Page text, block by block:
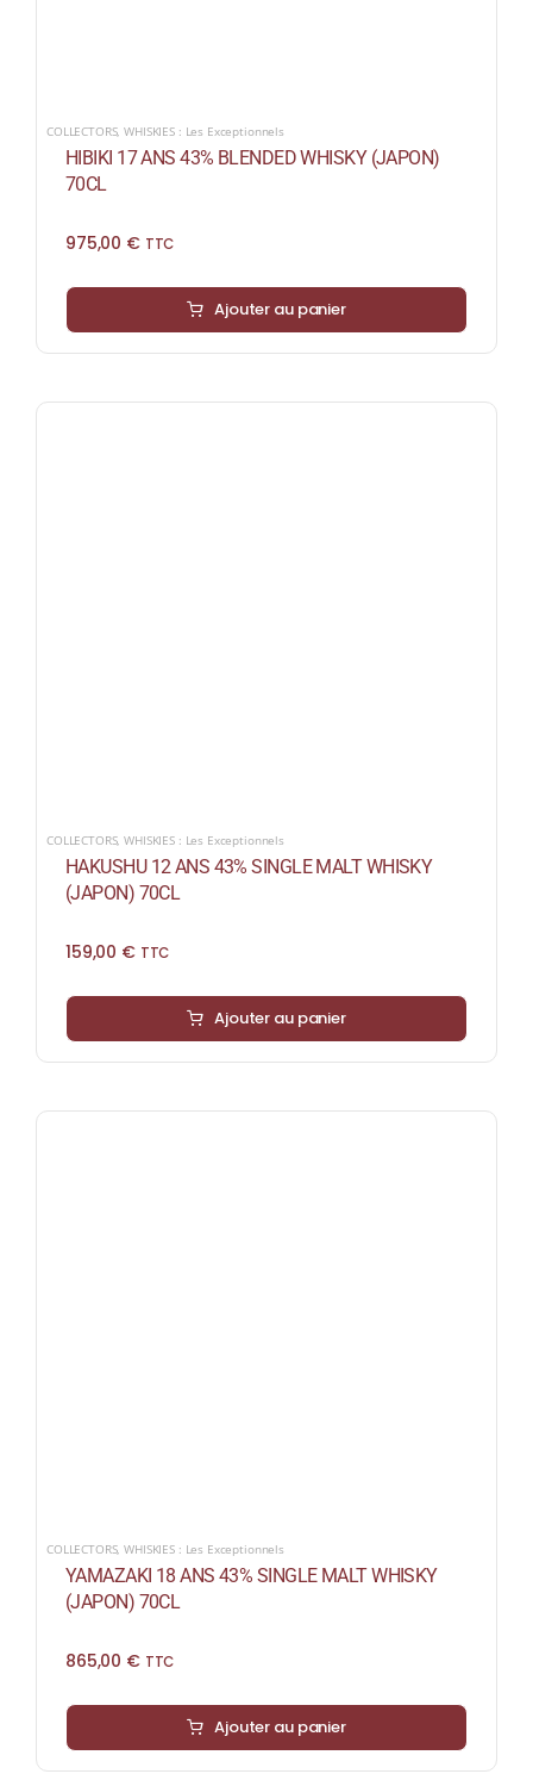
COLLECTORS,WHISKIES : Les Exceptionnels
HIBIKI 17 ANS 43% BLENDED WHISKY (JAPON)
70CL
975,00 € TTC
Ajouter au panier
COLLECTORS,WHISKIES : Les Exceptionnels
HAKUSHU 12 ANS 43% SINGLE MALT WHISKY
(JAPON) 70CL
159,00 € TTC
Ajouter au panier
COLLECTORS,WHISKIES : Les Exceptionnels
YAMAZAKI 18 ANS 43% SINGLE MALT WHISKY
(JAPON) 70CL
865,00 € TTC
Ajouter au panier